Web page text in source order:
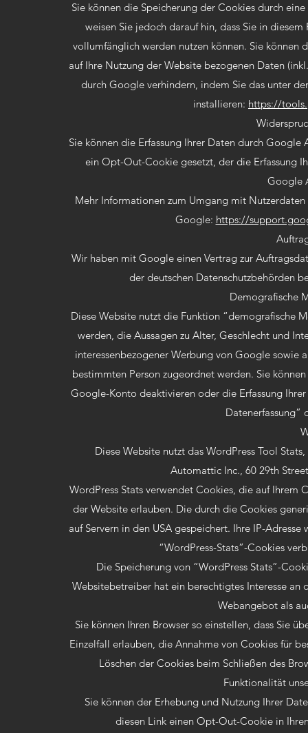
Sie können die Speicherung der Cookies durch
weisen Sie jedoch darauf hin, dass Sie in
vollumfänglich werden nutzen können. Sie können
auf Ihre Nutzung der Website bezogenen Daten
durch Google verhindern, indem Sie das unter
installieren: https://
Sie können die Erfassung Ihrer Daten durch
ein Opt-Out-Cookie gesetzt, der die Erfassung
Google
Mehr Informationen zum Umgang mit
Google: https://
Wir haben mit Google einen Vertrag zur
der deutschen Datenschutzbehörden
Demografische
Diese Website nutzt die Funktion “demografische
werden, die Aussagen zu Alter, Geschlecht und
interessenbezogener Werbung von Google sowie
bestimmten Person zugeordnet werden. Sie
Google-Konto deaktivieren oder die Erfassung
Datenerfassung”
Diese Website nutzt das WordPress Tool
Automattic Inc., 60 29th
WordPress Stats verwendet Cookies, die auf Ihrem
der Website erlauben. Die durch die Cookies
auf Servern in den USA gespeichert. Ihre IP-
“WordPress-Stats”-Cookies
Die Speicherung von “WordPress Stats”-
Websitebetreiber hat ein berechtigtes Interesse an
Webangebot als
Sie können Ihren Browser so einstellen, dass Sie
Einzelfall erlauben, die Annahme von Cookies für
Löschen der Cookies beim Schließen des
Funktionalität
Sie können der Erhebung und Nutzung Ihrer
diesen Link einen Opt-Out-Cookie in